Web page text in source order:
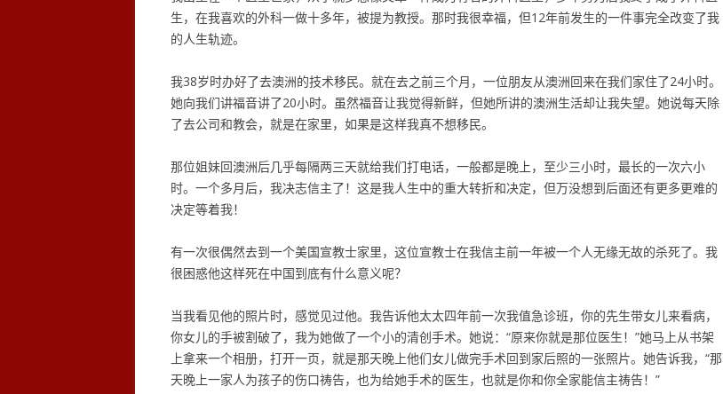
生，在我喜欢的外科一做十多年，被提为教授。那时我很幸福，但12年前发生的一件事完全改变了我
的人生轨迹。
我38岁时办好了去澳洲的技术移民。就在去之前三个月，一位朋友从澳洲回来在我们家住了24小时。
她向我们讲福音讲了20小时。虽然福音让我觉得新鲜，但她所讲的澳洲生活却让我失望。她说每天除
了去公司和教会，就是在家里，如果是这样我真不想移民。
那位姐妹回澳洲后几乎每隔两三天就给我们打电话，一般都是晚上，至少三小时，最长的一次六小
时。一个多月后，我决志信主了！这是我人生中的重大转折和决定，但万没想到后面还有更多更难的
决定等着我！
有一次很偶然去到一个美国宣教士家里，这位宣教士在我信主前一年被一个人无缘无故的杀死了。我
很困惑他这样死在中国到底有什么意义呢？
当我看见他的照片时，感觉见过他。我告诉他太太四年前一次我值急诊班，你的先生带女儿来看病，
你女儿的手被割破了，我为她做了一个小的清创手术。她说：“原来你就是那位医生！”她马上从书架
上拿来一个相册，打开一页，就是那天晚上他们女儿做完手术回到家后照的一张照片。她告诉我，“那
天晚上一家人为孩子的伤口祷告，也为给她手术的医生，也就是你和你全家能信主祷告！”